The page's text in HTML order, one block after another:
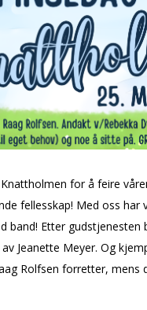
for å feire
fellesskap! Med oss har
band! Etter gudstjenesten
Jeanette Meyer. Og
Rolfsen forretter, mens